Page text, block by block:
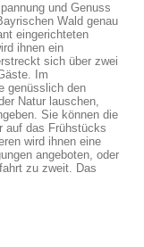
und Genuss
Wald genau
eingerichteten
ihnen ein
sich über zwei
Im
genüsslich den
Natur lauschen,
Sie können die
auf das Frühstücks
wird ihnen eine
angeboten, oder
zu zweit. Das